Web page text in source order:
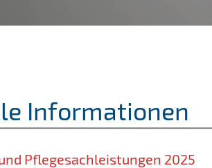
Informationen
Pflegesachleistungen 2025